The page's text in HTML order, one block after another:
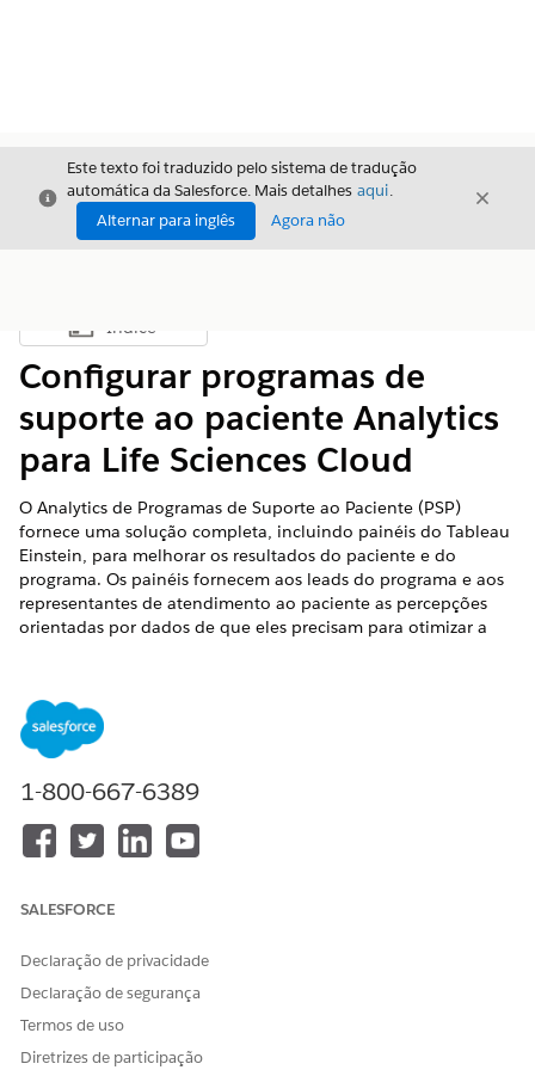
Fechar
Este texto foi traduzido pelo sistema de tradução
automática da Salesforce. Mais detalhes aqui.
Alternar para inglês
Agora não
Fechar
Mostrar índice
Índice
Configurar programas de
suporte ao paciente Analytics
para Life Sciences Cloud
O Analytics de Programas de Suporte ao Paciente (PSP)
fornece uma solução completa, incluindo painéis do Tableau
Einstein, para melhorar os resultados do paciente e do
programa. Os painéis fornecem aos leads do programa e aos
representantes de atendimento ao paciente as percepções
orientadas por dados de que eles precisam para otimizar a
Disponível em: Lightning Experience
Disponível em: Edições
Integrados ao Data 360, os painéis de análise do programa
detalhadas e análise dos indicadores-chave de desempenho.
paciente, marcos de conclusão do programa e níveis de
engajamento do paciente. A configuração gera painéis
personalizados que usam dados de atividade do programa
para fornecer percepções importantes e fornecer orientação
em tempo real. Esses painéis melhoram a eficiência
1-800-667-6389
SALESFORCE
Declaração de privacidade
Declaração de segurança
Termos de uso
Diretrizes de participação